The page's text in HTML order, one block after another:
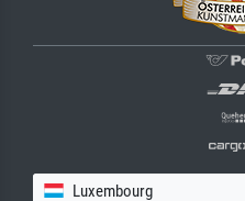
Luxembourg